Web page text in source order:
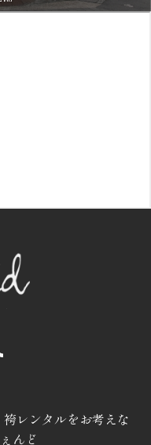
レンタルをお考えな
んど